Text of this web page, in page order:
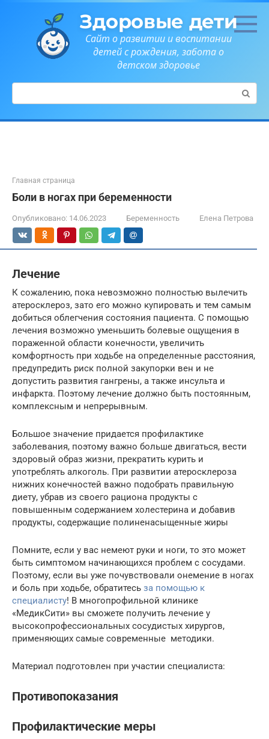
Здоровые дети
Сайт о развитии и воспитании
детей с рождения, забота о
детском здоровье
Поиск:
Главная страница
Боли в ногах при беременности
Опубликовано: 14.06.2023 Беременность Елена Петрова
Лечение
К сожалению, пока невозможно полностью вылечить
атеросклероз, зато его можно купировать и тем самым
добиться облегчения состояния пациента. С помощью
лечения возможно уменьшить болевые ощущения в
пораженной области конечности, увеличить
комфортность при ходьбе на определенные расстояния,
предупредить риск полной закупорки вен и не
допустить развития гангрены, а также инсульта и
инфаркта. Поэтому лечение должно быть постоянным,
комплексным и непрерывным.
Большое значение придается профилактике
заболевания, поэтому важно больше двигаться, вести
здоровый образ жизни, прекратить курить и
употреблять алкоголь. При развитии атеросклероза
нижних конечностей важно подобрать правильную
диету, убрав из своего рациона продукты с
повышенным содержанием холестерина и добавив
продукты, содержащие полиненасыщенные жиры
Помните, если у вас немеют руки и ноги, то это может
быть симптомом начинающихся проблем с сосудами.
Поэтому, если вы уже почувствовали онемение в ногах
и боль при ходьбе, обратитесь за помощью к
специалисту! В многопрофильной клинике
«МедикСити» вы сможете получить лечение у
высокопрофессиональных сосудистых хирургов,
применяющих самые современные методики.
Материал подготовлен при участии специалиста:
Противопоказания
Профилактические меры